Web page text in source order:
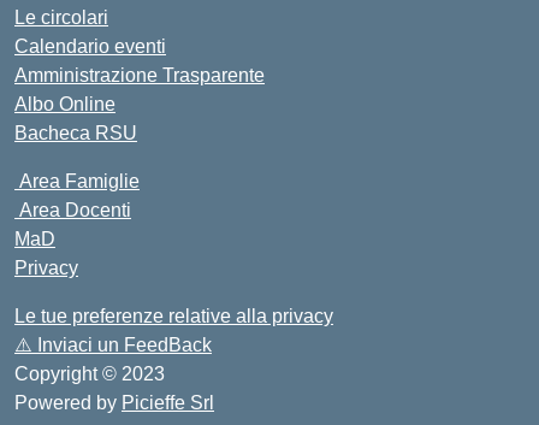
Le circolari
Calendario eventi
Amministrazione Trasparente
Albo Online
Bacheca RSU
Area Famiglie
Area Docenti
MaD
Privacy
Le tue preferenze relative alla privacy
⚠️ Inviaci un FeedBack
Copyright © 2023
Powered by Picieffe Srl